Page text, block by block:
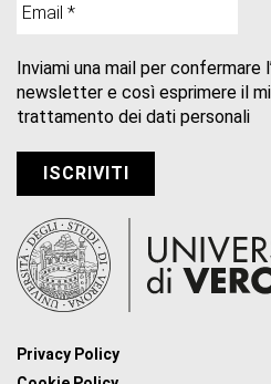
Inviami una mail per confermare
newsletter e così esprimere il
trattamento dei dati personali
Privacy Policy